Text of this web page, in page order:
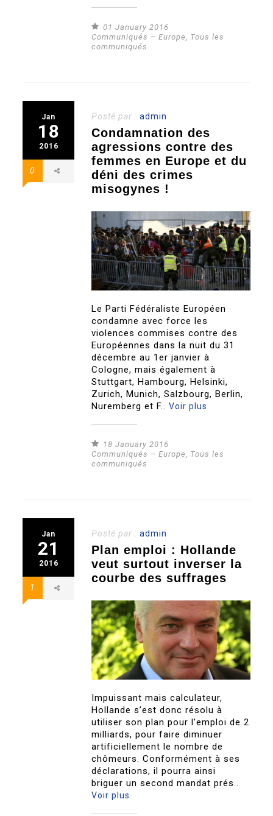
01 January 2016
Communiqués – Europe
Tous les
communiqués
Jan
18
2016
0
Posté par :admin
Condamnation des
agressions contre des
femmes en Europe et du
déni des crimes
misogynes !
Le Parti Fédéraliste Européen
condamne avec force les
violences commises contre des
Européennes dans la nuit du 31
décembre au 1er janvier à
Cologne, mais également à
Stuttgart, Hambourg, Helsinki,
Zurich, Munich, Salzbourg, Berlin,
Nuremberg et F..Voir plus
18 January 2016
Communiqués – Europe, Tous les
communiqués
Jan
21
2016
1
Posté par :admin
Plan emploi : Hollande
veut surtout inverser la
courbe des suffrages
Impuissant mais calculateur,
Hollande s’est donc résolu à
utiliser son plan pour l’emploi de 2
milliards, pour faire diminuer
artificiellement le nombre de
chômeurs. Conformément à ses
déclarations, il pourra ainsi
briguer un second mandat prés..
Voir plus